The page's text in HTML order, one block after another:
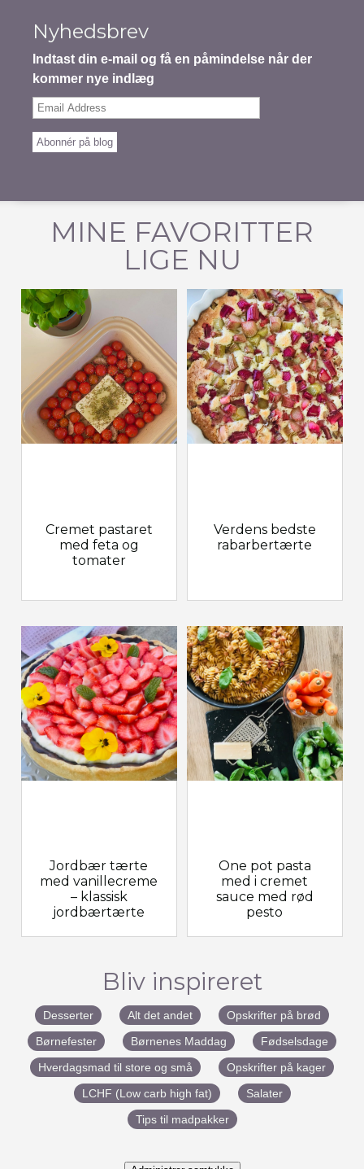
Nyhedsbrev
Indtast din e-mail og få en påmindelse når der
kommer nye indlæg
Email
Abonnér på blog
MINE FAVORITTER
LIGE NU
Cremet pastaret
med feta og
tomater
Jordbær tærte
med vanillecreme
– klassisk
jordbærtærte
Verdens bedste
rabarbertærte
One pot pasta
med i cremet
sauce med rød
pesto
Bliv inspireret
Desserter Alt det andet
Opskrifter på brød
Børnefester
Børnenes Maddag
Fødselsdage
Hverdagsmad til store og små
Opskrifter på kager
LCHF (Low carb high fat)
Salater
Tips til madpakker